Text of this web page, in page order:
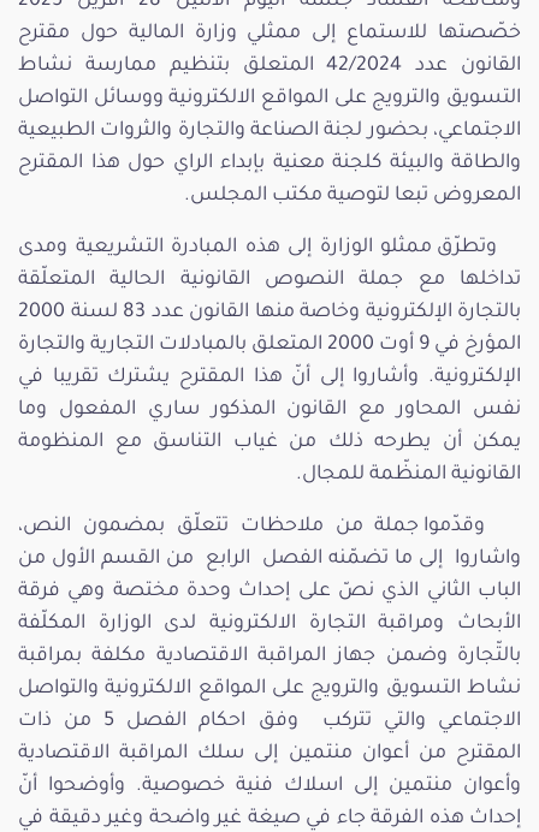
خصّصتها للاستماع إلى ممثلي وزارة المالية حول مقترح
القانون عدد 42/2024 المتعلق بتنظيم ممارسة نشاط
التسويق والترويج على المواقع الالكترونية ووسائل التواصل
الاجتماعي، بحضور لجنة الصناعة والتجارة والثروات الطبيعية
والطاقة والبيئة كلجنة معنية بإبداء الراي حول هذا المقترح
المعروض تبعا لتوصية مكتب المجلس.
وتطرّق ممثلو الوزارة إلى هذه المبادرة التشريعية ومدى
تداخلها مع جملة النصوص القانونية الحالية المتعلّقة
بالتجارة الإلكترونية وخاصة منها القانون عدد 83 لسنة 2000
المؤرخ في 9 أوت 2000 المتعلق بالمبادلات التجارية والتجارة
الإلكترونية. وأشاروا إلى أنّ هذا المقترح يشترك تقريبا في
نفس المحاور مع القانون المذكور ساري المفعول وما
يمكن أن يطرحه ذلك من غياب التناسق مع المنظومة
القانونية المنظّمة للمجال.
وقدّموا جملة من ملاحظات تتعلّق بمضمون النص،
واشاروا إلى ما تضمّنه الفصل الرابع من القسم الأول من
الباب الثاني الذي نصّ على إحداث وحدة مختصة وهي فرقة
الأبحاث ومراقبة التجارة الالكترونية لدى الوزارة المكلّفة
بالتّجارة وضمن جهاز المراقبة الاقتصادية مكلفة بمراقبة
نشاط التسويق والترويج على المواقع الالكترونية والتواصل
الاجتماعي والتي تتركب وفق احكام الفصل 5 من ذات
المقترح من أعوان منتمين إلى سلك المراقبة الاقتصادية
وأعوان منتمين إلى اسلاك فنية خصوصية. وأوضحوا أنّ
إحداث هذه الفرقة جاء في صيغة غير واضحة وغير دقيقة في